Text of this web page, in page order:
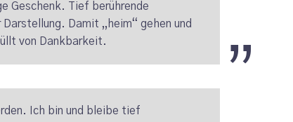
Geschenk. Tief berührende
Darstellung. Damit „heim“ gehen und
von Dankbarkeit.
Ich bin und bleibe tief